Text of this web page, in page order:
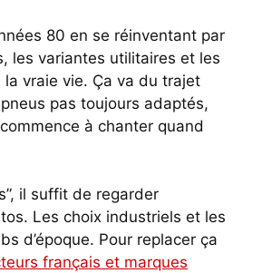
80 en se réinventant par
les variantes utilitaires et les
vraie vie. Ça va du trajet
pas toujours adaptés,
à chanter quand
il suffit de regarder
Les choix industriels et les
d’époque. Pour replacer ça
français et marques